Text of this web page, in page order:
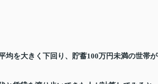
均を大きく下回り、貯蓄100万円未満の世帯が